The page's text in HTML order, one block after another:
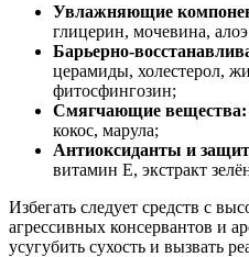
Увлажняющие
глицерин, мочевина,
Барьерно-
церамиды, холестерол,
фитосфингозин;
Смягчающие вещества:
кокос, марула;
Антиоксиданты и
витамин Е, экстракт
Избегать следует средств с
агрессивных консервантов и
усугубить сухость и вызвать